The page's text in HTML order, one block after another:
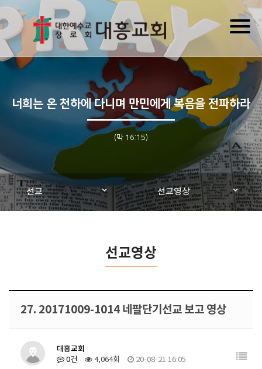
너희는 온 천하에 다니며 만민에게 복음을 전파하라
(막 16:15)
선교 선교영상
선교영상
27. 20171009-1014 네팔단기선교 보고 영상
대흥교회
0건 4,064회 20-08-21 16:05